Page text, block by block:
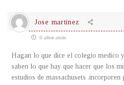
Jose martinez
6 años atrás
Hagan lo que dice el colegio medico
saben lo que hay que hacer que los
estudios de massachusets .incorporen